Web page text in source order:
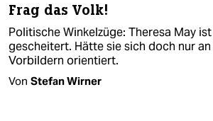
Frag das Volk!
Politische Winkelzüge: Theresa May
gescheitert. Hätte sie sich doch nur
Vorbildern orientiert.
Von Stefan Wirner